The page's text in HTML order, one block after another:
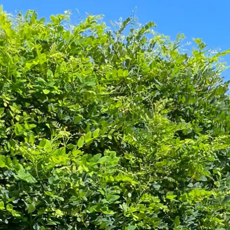
Aktivitäten im Chiemgau
Wandern & Gipfelglück
Radfahren &
Mountainbiken
Chiemsee &
Aktivitäten für die Familie
Winter
Golfen
Leben &
&
Orte